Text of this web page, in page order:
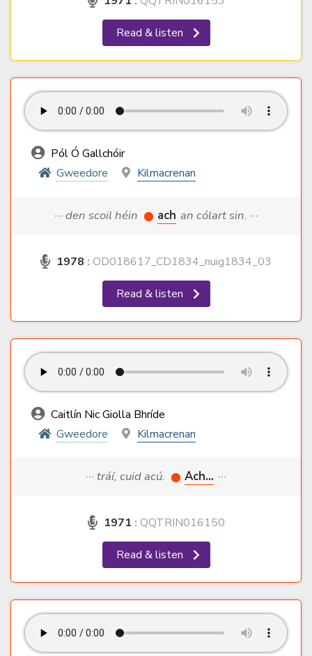
Read & listen
Pól Ó Gallchóir
Gweedore
Kilmacrenan
··· den scoil héin ach an cólart sin. ···
1978 : OD018617_CD1834_nuig1834_03
Read & listen
Caitlín Nic Giolla Bhríde
Gweedore
Kilmacrenan
··· tráí, cuid acú. Ach... ···
1971 : QQTRIN016150
Read & listen